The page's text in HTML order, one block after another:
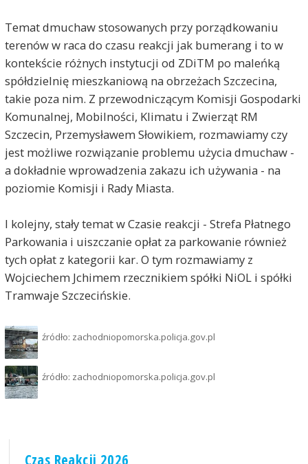
Temat dmuchaw stosowanych przy porządkowaniu
terenów w raca do czasu reakcji jak bumerang i to w
kontekście różnych instytucji od ZDiTM po maleńką
spółdzielnię mieszkaniową na obrzeżach Szczecina,
takie poza nim. Z przewodniczącym Komisji Gospodarki
Komunalnej, Mobilności, Klimatu i Zwierząt RM
Szczecin, Przemysławem Słowikiem, rozmawiamy czy
jest możliwe rozwiązanie problemu użycia dmuchaw -
a dokładnie wprowadzenia zakazu ich używania - na
poziomie Komisji i Rady Miasta.
I kolejny, stały temat w Czasie reakcji - Strefa Płatnego
Parkowania i uiszczanie opłat za parkowanie również
tych opłat z kategorii kar. O tym rozmawiamy z
Wojciechem Jchimem rzecznikiem spółki NiOL i spółki
Tramwaje Szczecińskie.
źródło: zachodniopomorska.policja.gov.pl
źródło: zachodniopomorska.policja.gov.pl
Czas Reakcji 2026